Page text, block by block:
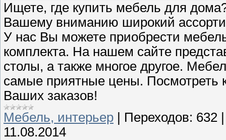
Ищете, где купить мебель для
Вашему вниманию широкий
У нас Вы можете приобрести
комплекта. На нашем сайте
столы, а также многое другое.
самые приятные цены. Посмотреть
Ваших заказов!
Мебель, интерьер
Переходов: 632
11.08.2014